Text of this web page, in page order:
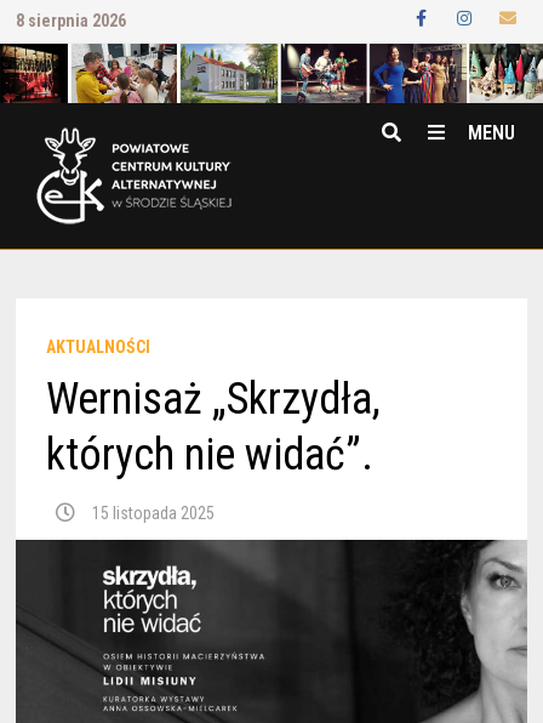
Przejdź
do
treści
8 sierpnia 2026
MENU
AKTUALNOŚCI
Wernisaż „Skrzydła,
których nie widać”.
15 listopada 2025